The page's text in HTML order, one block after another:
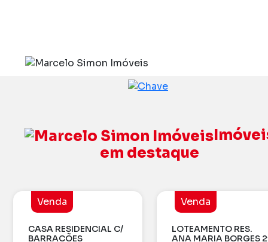
em destaque
Venda
CASA RESIDENCIAL C/
BARRACÕES
Venda
LOTEAMENTO RES.
ANA MARIA BORGES